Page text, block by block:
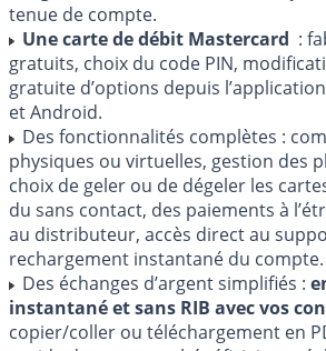
tenue de compte.
Une carte de débit Mastercard :
gratuits, choix du code PIN,
gratuite d’options depuis
et Android.
Des fonctionnalités complètes :
physiques ou virtuelles, gestion des
choix de geler ou de dégeler les
du sans contact, des paiements à
au distributeur, accès direct au
rechargement instantané du compte.
Des échanges d’argent simplifiés :
instantané et sans RIB avec vos
copier/coller ou téléchargement en